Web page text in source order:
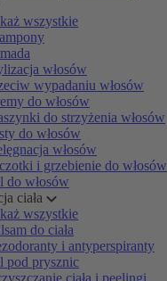
wszystkie
włosów
wypadaniu włosów
do włosów
do strzyżenia włosów
do włosów
włosów
i grzebienie do włosów
do włosów
ciała
wszystkie
do ciała
i antyperspiranty
pod prysznic
ciała i peelingi